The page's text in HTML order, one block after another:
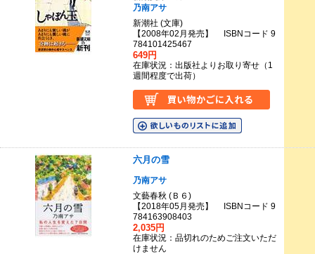
乃南アサ
新潮社 (文庫)
【2008年02月発売】 ISBNコード 9
784101425467
649円
在庫状況：出版社よりお取り寄せ（1
週間程度で出荷）
六月の雪
乃南アサ
文藝春秋 (Ｂ６)
【2018年05月発売】 ISBNコード 9
784163908403
2,035円
在庫状況：品切れのためご注文いただ
けません